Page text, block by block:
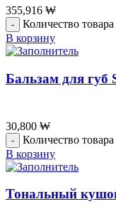
355,916 ₩
Количество
В корзину
Бальзам для губ
30,800 ₩
Количество
В корзину
Тональный